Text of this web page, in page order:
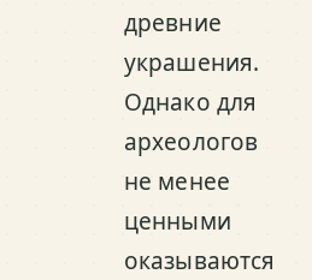
древние
украшения.
Однако для
археологов
не менее
ценными
оказываются